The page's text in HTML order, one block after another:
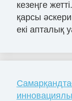
кезеңге
қарсы
екі апталық